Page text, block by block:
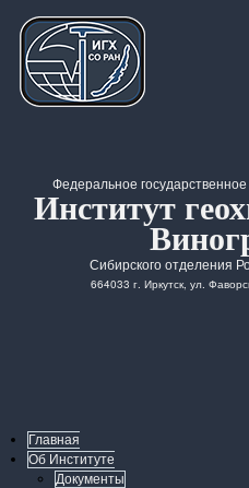
Федеральное
Институт
Сибирского отделения
664033 г. Иркутск, ул.
Главная
Об Институте
Документы